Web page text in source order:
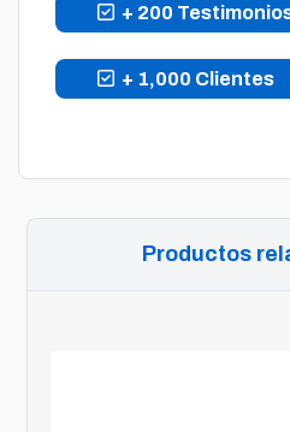
+ 200
+ 1,000 Clientes
Productos